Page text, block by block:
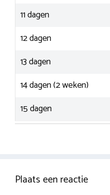
11 dagen
12 dagen
13 dagen
14 dagen (2 weken)
15 dagen
Plaats een reactie